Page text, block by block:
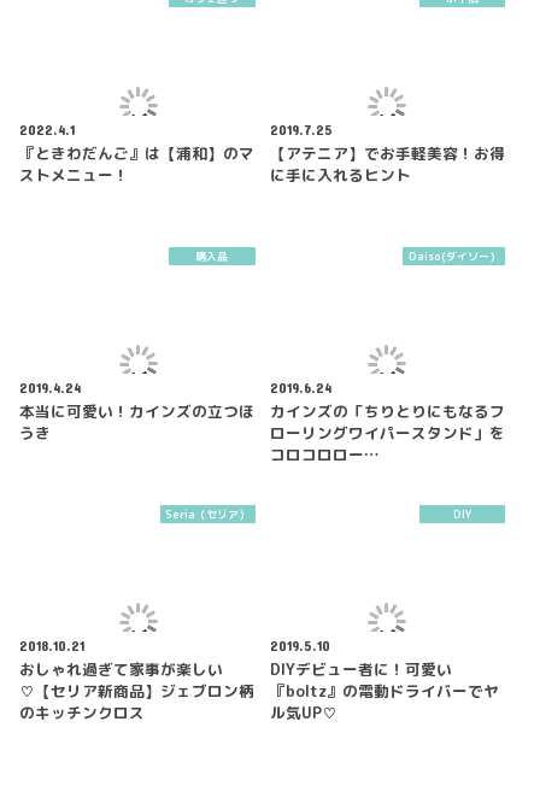
2022.4.1
『ときわだんご』は【浦和】のマ
ストメニュー！
2019.7.25
【アテニア】でお手軽美容！お得
に手に入れるヒント
購入品
2019.4.24
本当に可愛い！カインズの立つほ
うき
Daiso(ダイソー）
2019.6.24
カインズの「ちりとりにもなるフ
ローリングワイパースタンド」を
コロコロロー…
Seria（セリア）
2018.10.21
おしゃれ過ぎて家事が楽しい
♡【セリア新商品】ジェブロン柄
のキッチンクロス
DIY
2019.5.10
DIYデビュー者に！可愛い
『boltz』の電動ドライバーでヤ
ル気UP♡